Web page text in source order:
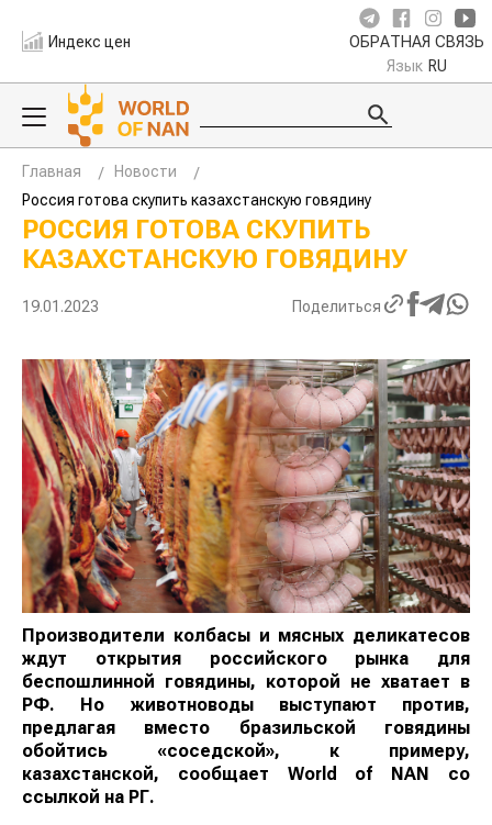
Индекс цен ОБРАТНАЯ СВЯЗЬ
Язык RU
Главная
Новости
Россия готова скупить казахстанскую говядину
РОССИЯ ГОТОВА СКУПИТЬ
КАЗАХСТАНСКУЮ ГОВЯДИНУ
19.01.2023 Поделиться
Производители колбасы и мясных деликатесов
ждут открытия российского рынка для
беспошлинной говядины, которой не хватает в
РФ. Но животноводы выступают против,
предлагая вместо бразильской говядины
обойтись «соседской», к примеру,
казахстанской, сообщает World of NAN со
ссылкой на РГ.